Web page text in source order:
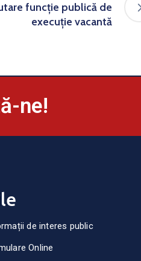
funcție publică de
execuție vacantă
ne!
de interes public
Online